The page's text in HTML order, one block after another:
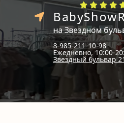
на Звездном
8-985-211-10-98
Ежедневно, 10:00-
Звездный бульвар